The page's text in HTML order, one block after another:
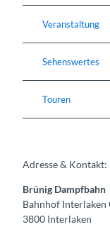
Veranstaltung
Sehenswertes
Touren
Adresse & Kontakt:
Brünig Dampfbahn
Bahnhof Interlaken
3800 Interlaken